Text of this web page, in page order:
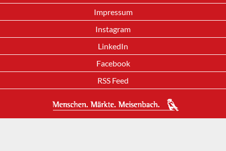
Impressum
Instagram
LinkedIn
Facebook
RSS Feed